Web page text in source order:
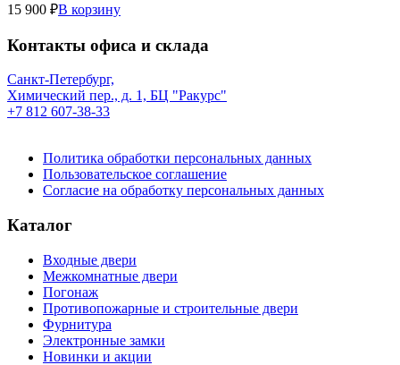
15 900 ₽В корзину
Контакты офиса и склада
Санкт-Петербург,
Химический пер., д. 1, БЦ "Ракурс"
+7 812 607-38-33
Политика обработки персональных данных
Пользовательское соглашение
Согласие на обработку персональных данных
Каталог
Входные двери
Межкомнатные двери
Погонаж
Противопожарные и строительные двери
Фурнитура
Электронные замки
Новинки и акции